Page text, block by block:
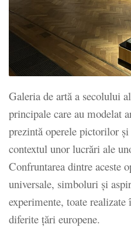
Galeria de artă a secolului
principale care au modelat
prezintă operele pictorilor
contextul unor lucrări ale
Confruntarea dintre aceste
universale, simboluri și
experimente, toate
diferite țări europene.